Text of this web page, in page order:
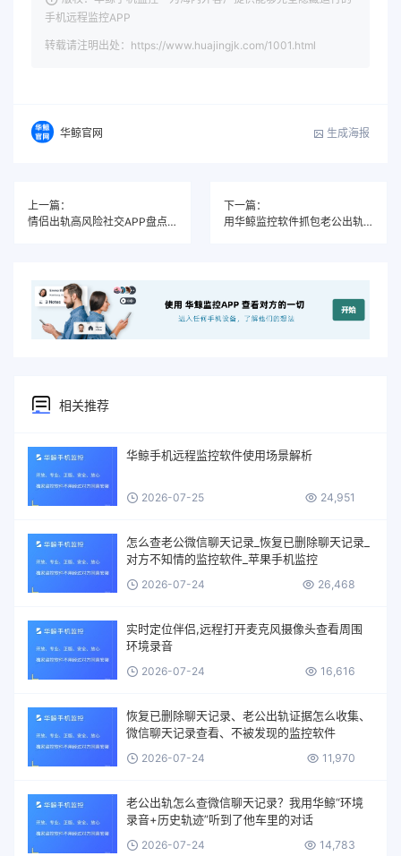
手机远程监控APP
转载请注明出处：https://www.huajingjk.com/1001.html
华鲸官网 生成海报
上一篇：
情侣出轨高风险社交APP盘点（2025年热门）
下一篇：
用华鲸监控软件抓包老公出轨聊天信息全过程（真实经历）
相关推荐
华鲸手机远程监控软件使用场景解析
2026-07-25 24,951
怎么查老公微信聊天记录_恢复已删除聊天记录_
对方不知情的监控软件_苹果手机监控
2026-07-24 26,468
实时定位伴侣,远程打开麦克风摄像头查看周围
环境录音
2026-07-24 16,616
恢复已删除聊天记录、老公出轨证据怎么收集、
微信聊天记录查看、不被发现的监控软件
2026-07-24 11,970
老公出轨怎么查微信聊天记录？我用华鲸“环境
录音+历史轨迹”听到了他车里的对话
2026-07-24 14,783